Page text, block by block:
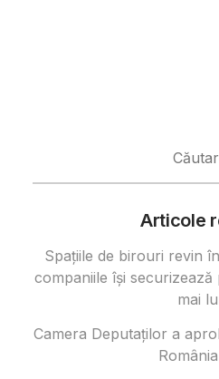
Articole
Spațiile de birouri revin
companiile își
mai
Camera Deputaților a